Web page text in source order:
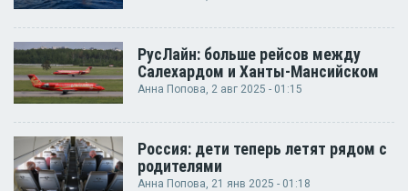
РусЛайн: больше рейсов между
Салехардом и Ханты-Мансийском
Анна Попова, 2 авг 2025 - 01:15
Россия: дети теперь летят рядом с
родителями
Анна Попова , 21 янв 2025 - 01:18